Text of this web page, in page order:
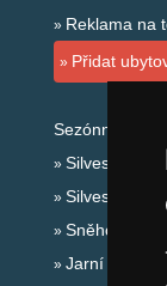
Reklama na
Přidat
Sezónní
Silvester
Silvestr na
Sněhové
Jarní